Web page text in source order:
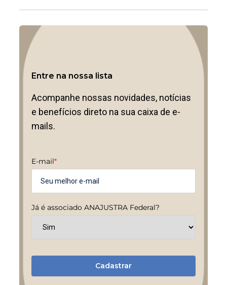
Entre na nossa lista
Acompanhe nossas novidades, notícias
e benefícios direto na sua caixa de e-
mails.
E-mail*
Já é associado ANAJUSTRA Federal?
Cadastrar